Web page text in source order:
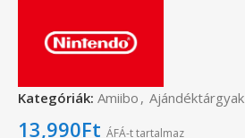
Kategóriák: Amiibo , Ajándéktárgyak
13,990Ft ÁFÁ-t tartalmaz